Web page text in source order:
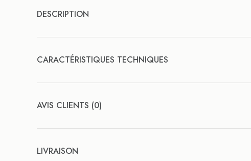
DESCRIPTION
CARACTÉRISTIQUES TECHNIQUES
AVIS CLIENTS (0)
LIVRAISON